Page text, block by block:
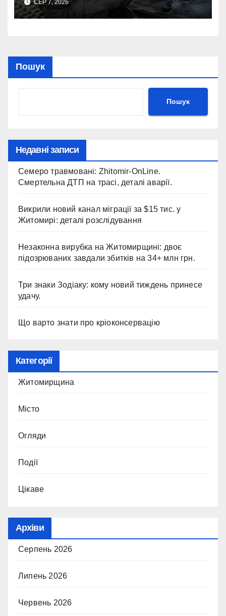
СЕР 7, 2026
Пошук
Пошук
Недавні записи
Семеро травмовані: Zhitomir-OnLine.
Смертельна ДТП на трасі, деталі аварії.
Викрили новий канал міграції за $15 тис. у
Житомирі: деталі розслідування
Незаконна вирубка на Житомирщині: двоє
підозрюваних завдали збитків на 34+ млн грн.
Три знаки Зодіаку: кому новий тиждень принесе
удачу.
Що варто знати про кріоконсервацію
Категорії
Житомирщина
Місто
Огляди
Події
Цікаве
Архіви
Серпень 2026
Липень 2026
Червень 2026